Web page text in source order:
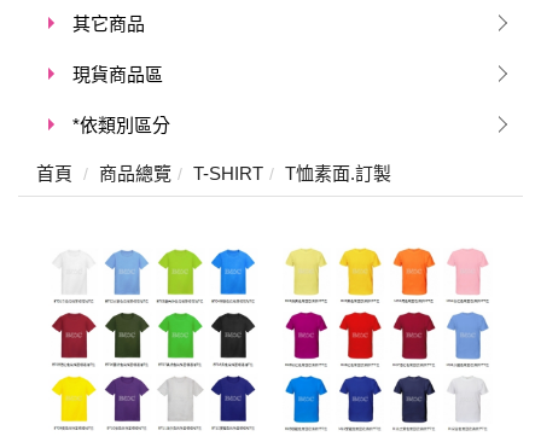
其它商品
現貨商品區
*依類別區分
首頁 商品總覽 T-SHIRT T恤素面.訂製